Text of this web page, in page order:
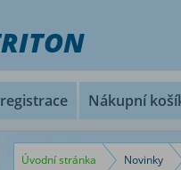
Nákupní
Úvodní stránka Novinky